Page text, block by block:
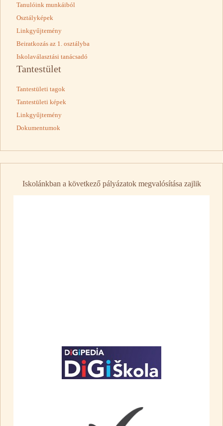
Tanulóink munkáiból
Osztályképek
Linkgyűjtemény
Beiratkozás az 1. osztályba
Iskolaválasztási tanácsadó
Tantestület
Tantestületi tagok
Tantestületi képek
Linkgyűjtemény
Dokumentumok
Iskolánkban a következő pályázatok megvalósítása zajlik